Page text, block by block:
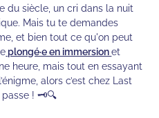
du siècle, un cri dans la nuit
Mais tu te demandes
et bien tout ce qu'on peut
plongé·e en immersionet
heure, mais tout en essayant
alors c’est chez Last
passe ! 🗝️🔍